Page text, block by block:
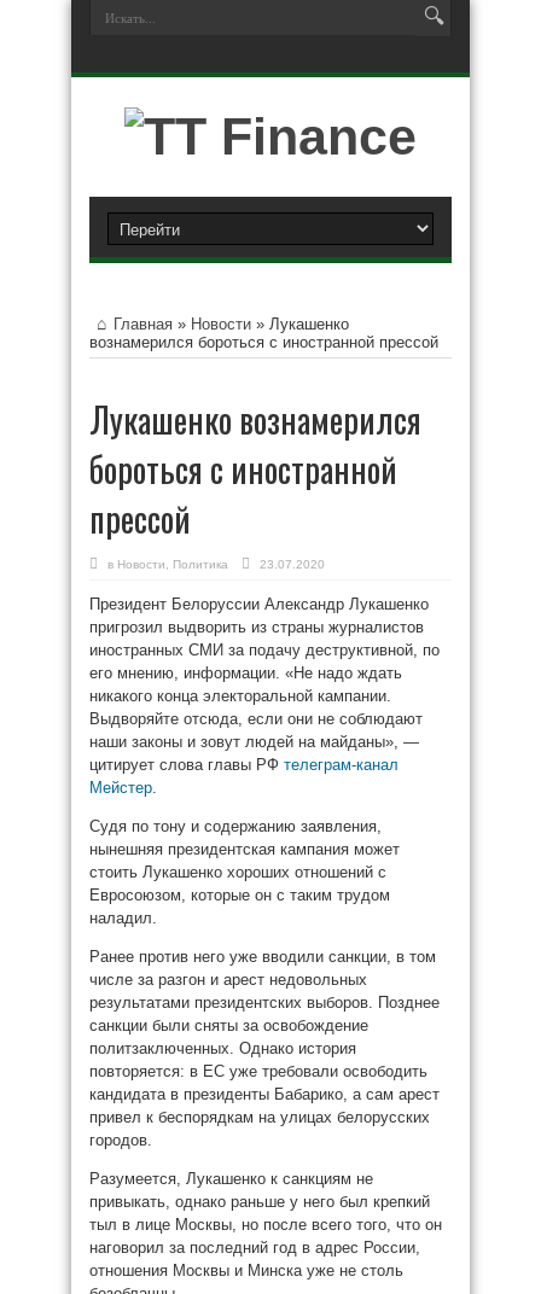
Главная » Новости » Лукашенко
вознамерился бороться с иностранной прессой
Лукашенко вознамерился
бороться с иностранной
прессой
в Новости Политика 23.07.2020
Президент Белоруссии Александр Лукашенко
пригрозил выдворить из страны журналистов
иностранных СМИ за подачу деструктивной, по
его мнению, информации. «Не надо ждать
никакого конца электоральной кампании.
Выдворяйте отсюда, если они не соблюдают
наши законы и зовут людей на майданы», —
цитирует слова главы РФ телеграм-канал
Мейстер.
Судя по тону и содержанию заявления,
нынешняя президентская кампания может
стоить Лукашенко хороших отношений с
Евросоюзом, которые он с таким трудом
наладил.
Ранее против него уже вводили санкции, в том
числе за разгон и арест недовольных
результатами президентских выборов. Позднее
санкции были сняты за освобождение
политзаключенных. Однако история
повторяется: в ЕС уже требовали освободить
кандидата в президенты Бабарико, а сам арест
привел к беспорядкам на улицах белорусских
городов.
Разумеется, Лукашенко к санкциям не
привыкать, однако раньше у него был крепкий
тыл в лице Москвы, но после всего того, что он
наговорил за последний год в адрес России,
отношения Москвы и Минска уже не столь